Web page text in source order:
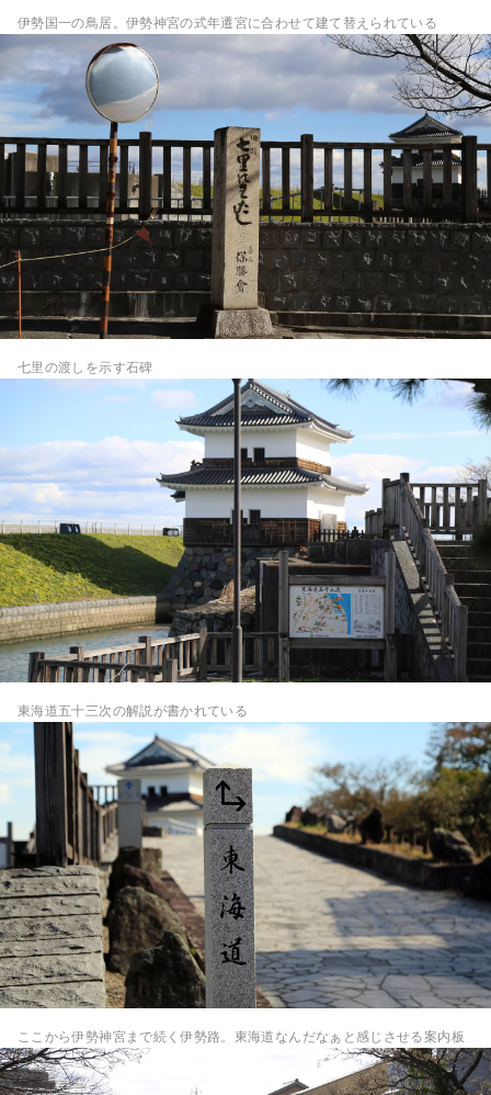
伊勢国一の鳥居。伊勢神宮の式年遷宮に合わせて建て替えられている
七里の渡しを示す石碑
東海道五十三次の解説が書かれている
ここから伊勢神宮まで続く伊勢路。東海道なんだなぁと感じさせる案内板